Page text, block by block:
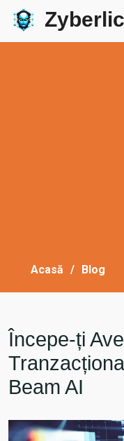
Acasă Blog
Începe-ți
Beam AI